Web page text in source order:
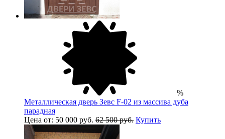
%
Металлическая дверь Зевс F-02 из массива дуба
парадная
Цена от: 50 000 руб. 62 500 руб. Купить